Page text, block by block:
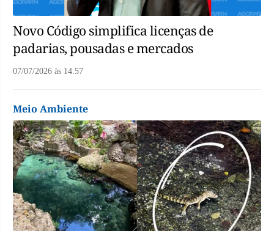
Novo Código simplifica licenças de
padarias, pousadas e mercados
07/07/2026 às 14:57
Meio Ambiente